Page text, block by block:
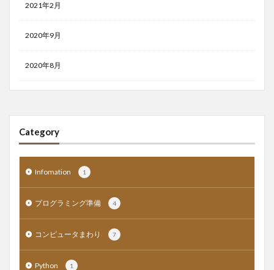
2021年2月
2020年9月
2020年8月
Category
Infomation 1
プログラミング準備 4
コンピュータまわり 7
Python 1